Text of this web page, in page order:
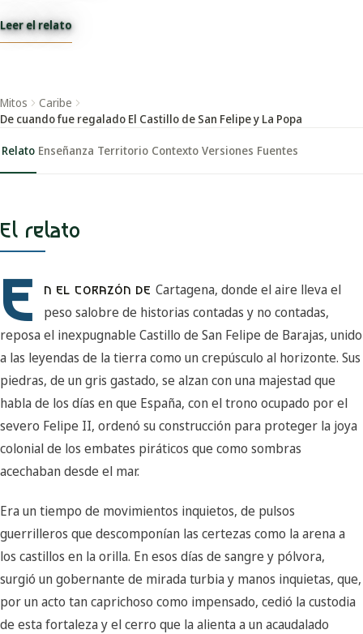
Leer el relato
Mitos
Caribe
De cuando fue regalado El Castillo de San Felipe y La Popa
Relato Enseñanza Territorio Contexto Versiones Fuentes
El relato
E N EL CORAZÓN DE Cartagena, donde el aire lleva el
peso salobre de historias contadas y no contadas,
reposa el inexpugnable Castillo de San Felipe de Barajas, unido
a las leyendas de la tierra como un crepúsculo al horizonte. Sus
piedras, de un gris gastado, se alzan con una majestad que
habla de los días en que España, con el trono ocupado por el
severo Felipe II, ordenó su construcción para proteger la joya
colonial de los embates piráticos que como sombras
acechaban desde el mar.
Era un tiempo de movimientos inquietos, de pulsos
guerrilleros que descomponían las certezas como la arena a
los castillos en la orilla. En esos días de sangre y pólvora,
surgió un gobernante de mirada turbia y manos inquietas, que,
por un acto tan caprichoso como impensado, cedió la custodia
de esta fortaleza y el cerro que la alienta a un acaudalado